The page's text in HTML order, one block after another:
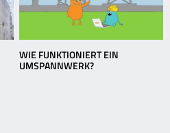
WIE FUNKTIONIERT EIN
UMSPANNWERK?